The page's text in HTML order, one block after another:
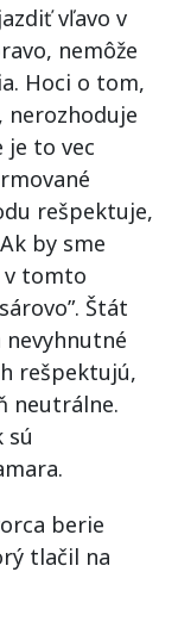
vľavo v
nemôže
Hoci o tom,
nerozhoduje
je to vec
rešpektuje,
by sme
v tomto
Štát
rešpektujú,
neutrálne.
sú
berie
tlačil na